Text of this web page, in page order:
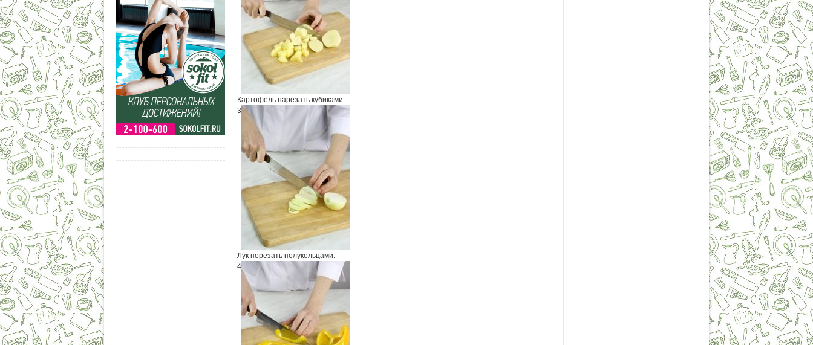
Картофель нарезать кубиками.
3
Лук порезать полукольцами.
4